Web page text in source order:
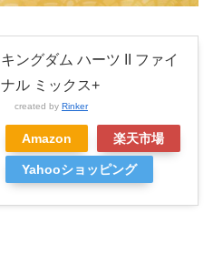
キングダム ハーツ II ファイ
ナル ミックス+
created by Rinker
Amazon 楽天市場
Yahooショッピング